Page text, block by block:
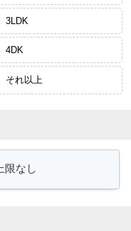
3LDK
4DK
それ以上